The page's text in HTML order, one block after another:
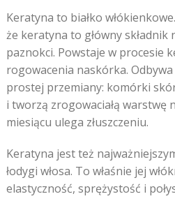
Keratyna to białko
że keratyna to główny składnik
paznokci. Powstaje w procesie
rogowacenia naskórka.
prostej przemiany: komórki
i tworzą zrogowaciałą warstwę
miesiącu ulega złuszczeniu.
Keratyna jest też
łodygi włosa. To właśnie jej
elastyczność, sprężystość i